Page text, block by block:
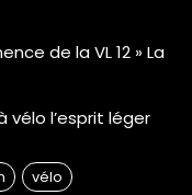
de la VL 12 » La
vélo l’esprit léger